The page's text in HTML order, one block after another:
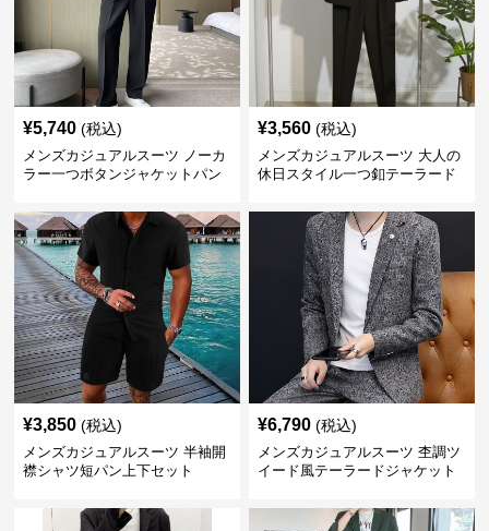
¥5,740 (税込)
メンズカジュアルスーツ ノーカ
ラー一つボタンジャケットパン
¥3,560 (税込)
メンズカジュアルスーツ 大人の
休日スタイル一つ釦テーラード
¥3,850 (税込)
メンズカジュアルスーツ 半袖開
襟シャツ短パン上下セット
¥6,790 (税込)
メンズカジュアルスーツ 杢調ツ
イード風テーラードジャケット